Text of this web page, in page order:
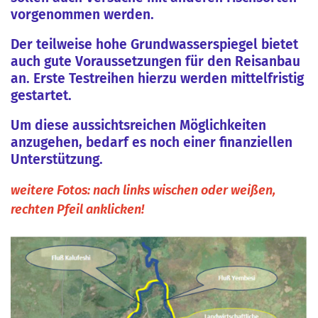
vorgenommen werden.
Der teilweise hohe Grundwasserspiegel bietet
auch gute Voraussetzungen für den Reisanbau
an. Erste Testreihen hierzu werden mittelfristig
gestartet.
Um diese aussichtsreichen Möglichkeiten
anzugehen, bedarf es noch einer finanziellen
Unterstützung.
weitere Fotos: nach links wischen oder weißen,
rechten Pfeil anklicken!
Ende der Fotoserie!